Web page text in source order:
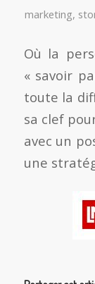
marketing,
Où la
« savoir
toute la
sa clef
avec un
une